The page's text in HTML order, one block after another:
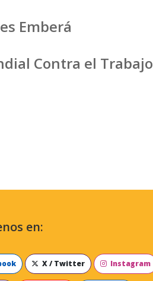
Emberá
Contra el Trabajo
en:
X / Twitter Instagram